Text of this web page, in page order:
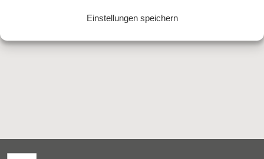
Einstellungen speichern